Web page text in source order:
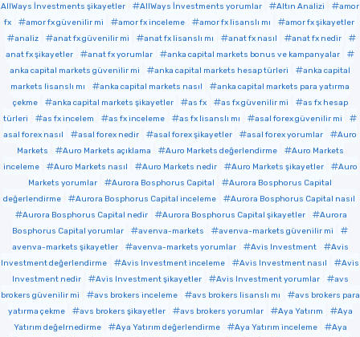
AllWays İnvestments şikayetler
AllWays İnvestments yorumlar Altın Analizi
amor
fx
amor fx güvenilir mi amor fx inceleme amor fx lisanslı mı
amor fx şikayetler
analiz
anat fx güvenilir mi anat fx lisanslı mı anat fx nasıl
anat fx nedir
anat fx şikayetler
anat fx yorumlar
anka capital markets bonus ve kampanyalar
anka capital markets güvenilir mi
anka capital markets hesap türleri
anka capital
markets lisanslı mı
anka capital markets nasıl
anka capital markets para yatırma
çekme
anka capital markets şikayetler as fx as fx güvenilir mi
as fx hesap
türleri
as fx incelem as fx inceleme as fx lisanslı mı
asal forex güvenilir mi
asal forex nasıl
asal forex nedir asal forex şikayetler asal forex yorumlar
Auro
Markets
Auro Markets açıklama Auro Markets değerlendirme
Auro Markets
inceleme
Auro Markets nasıl Auro Markets nedir Auro Markets şikayetler
Auro
Markets yorumlar
Aurora Bosphorus Capital
Aurora Bosphorus Capital
değerlendirme
Aurora Bosphorus Capital inceleme
Aurora Bosphorus Capital nasıl
Aurora Bosphorus Capital nedir
Aurora Bosphorus Capital şikayetler
Aurora
Bosphorus Capital yorumlar
avenva-markets
avenva-markets güvenilir mi
avenva-markets şikayetler
avenva-markets yorumlar Avis Investment
Avis
Investment değerlendirme
Avis Investment inceleme Avis Investment nasıl
Avis
Investment nedir
Avis Investment şikayetler Avis Investment yorumlar
avs
brokers güvenilir mi
avs brokers inceleme avs brokers lisanslı mı
avs brokers para
yatırma çekme
avs brokers şikayetler avs brokers yorumlar Aya Yatırım
Aya
Yatırım değelrnedirme
Aya Yatırım değerlendirme Aya Yatırım inceleme
Aya